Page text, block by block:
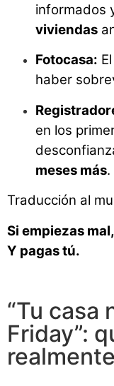
informados
viviendas
Fotocasa:
haber
en los
meses más.
Traducción al
Si empiezas
Y pagas tú.
“Tu casa
Friday”:
realmente